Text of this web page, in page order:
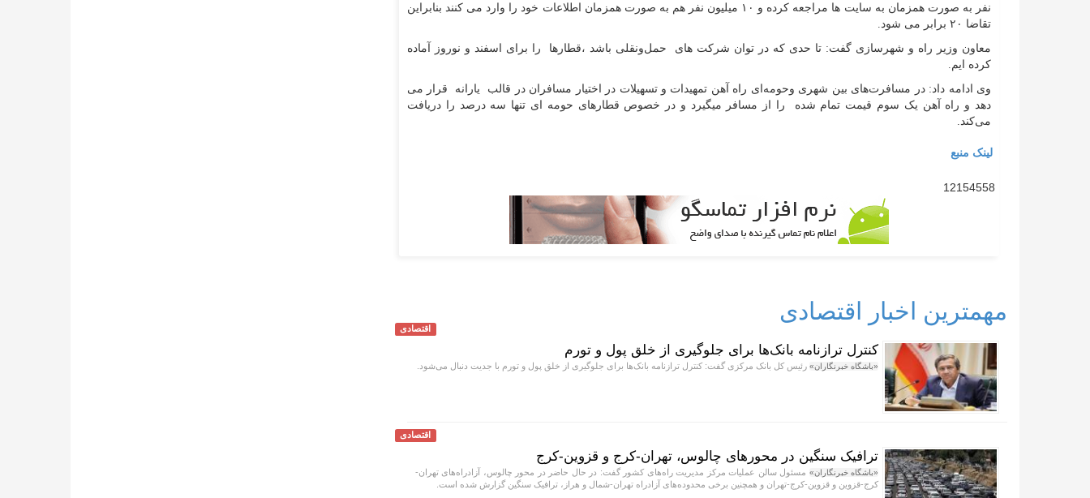
نفر به صورت همزمان به سایت ها مراجعه کرده و ۱۰ میلیون نفر هم به صورت همزمان اطلاعات خود را وارد می کنند بنابراین
تقاضا ۲۰ برابر می شود.
معاون وزیر راه و شهرسازی گفت: تا حدی که‌ در توان شرکت های حمل‌ونقلی باشد ،قطارها را برای اسفند و نوروز آماده
کرده ایم.
وی ادامه داد: در مسافرت‌های بین شهری وحومه‌ای راه آهن تمهیدات و تسهیلات در اختیار مسافران در قالب یارانه قرار می
دهد و راه آهن یک سوم قیمت تمام شده را از مسافر میگیرد و در خصوص قطارهای حومه ای تنها سه درصد را دریافت
می‌کند.
لینک منبع
12154558
مهمترین اخبار اقتصادی
اقتصادی
کنترل ترازنامه بانک‌ها برای جلوگیری از خلق پول و تورم
«باشگاه خبرنگاران» رئیس کل بانک مرکزی گفت: کنترل ترازنامه بانک‌ها برای جلوگیری از خلق پول و تورم با جدیت دنبال می‌شود.
اقتصادی
ترافیک سنگین در محورهای چالوس، تهران-کرج و قزوین-کرج
«باشگاه خبرنگاران» مسئول سالن عملیات مرکز مدیریت راه‌های کشور گفت: در حال حاضر در محور چالوس، آزادراه‌های تهران-
کرج-قزوین و قزوین-کرج-تهران و همچنین برخی محدوده‌های آزادراه تهران-شمال و هراز، ترافیک سنگین گزارش شده است.